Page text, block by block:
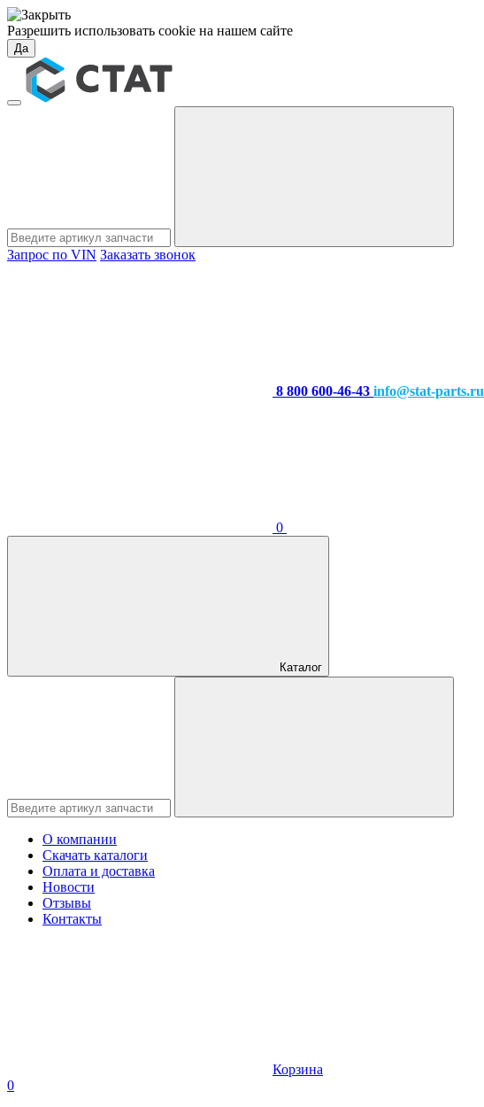
Разрешить использовать cookie на нашем сайте
Да
Запрос по VIN Заказать звонок
8 800 600-46-43 info@stat-parts.ru
0
Каталог
О компании
Скачать каталоги
Оплата и доставка
Новости
Отзывы
Контакты
Корзина
0